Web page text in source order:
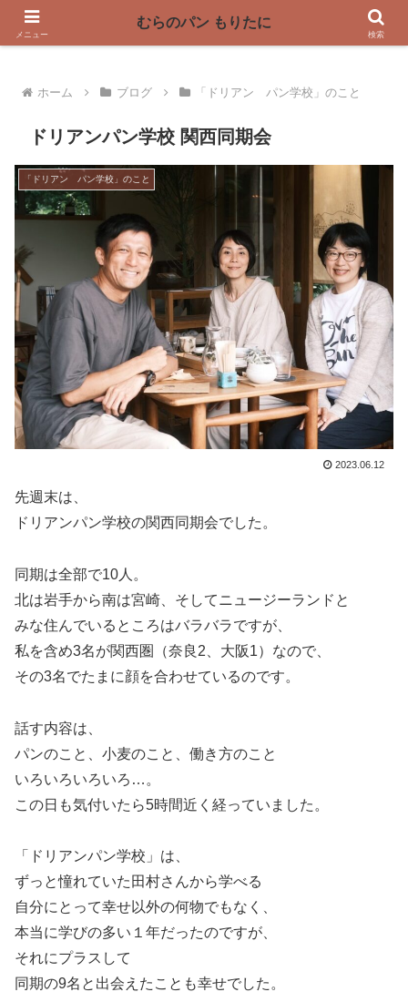
〜奈良県曽爾村の薪窯パン屋〜
ホーム ブログ 「ドリアン パン学校」のこと
ドリアンパン学校 関西同期会
「ドリアン パン学校」のこと
2023.06.12
先週末は、
ドリアンパン学校の関西同期会でした。
同期は全部で10人。
北は岩手から南は宮崎、そしてニュージーランドと
みな住んでいるところはバラバラですが、
私を含め3名が関西圏（奈良2、大阪1）なので、
その3名でたまに顔を合わせているのです。
話す内容は、
パンのこと、小麦のこと、働き方のこと
いろいろいろいろ…。
この日も気付いたら5時間近く経っていました。
「ドリアンパン学校」は、
ずっと憧れていた田村さんから学べる
自分にとって幸せ以外の何物でもなく、
本当に学びの多い１年だったのですが、
それにプラスして
同期の9名と出会えたことも幸せでした。
メニュー
むらのパン もりたに
検索